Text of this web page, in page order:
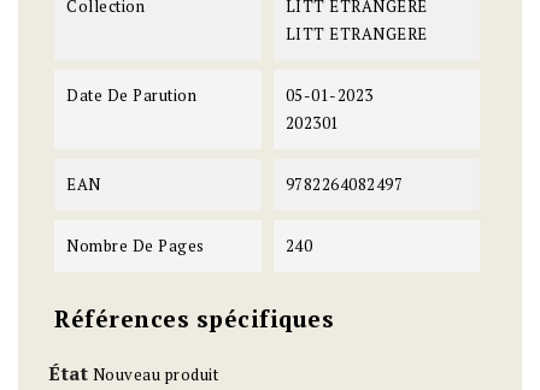
Collection
LITT ETRANGERE
LITT ETRANGERE
Date De Parution
05-01-2023
202301
EAN 9782264082497
Nombre De Pages 240
Références spécifiques
État Nouveau produit